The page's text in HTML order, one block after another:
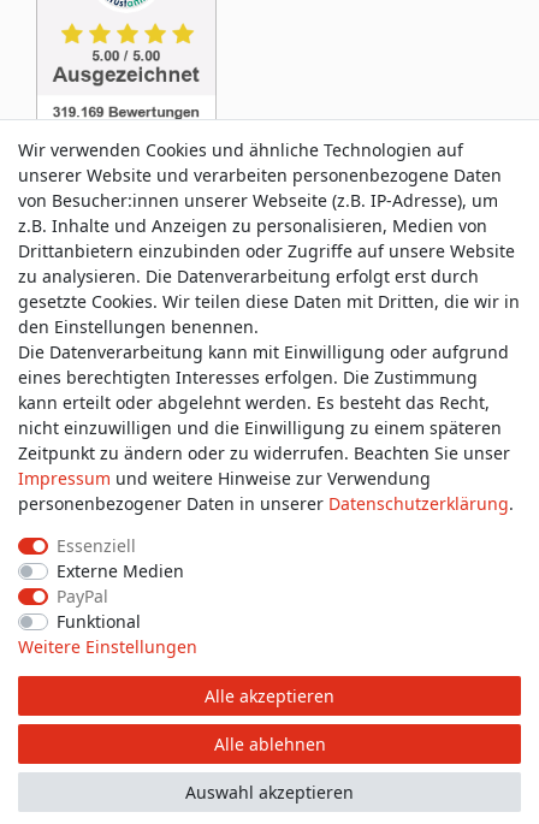
Service & Kontakt
Wünschen Sie einen Rückruf?
service@allmyclothes.de
Schreiben Sie uns:
service@allmyclothes.de
Impressum
Widerrufs­recht
© Copyright 2026 allmyclothes.de | Alle Rechte vorbehalten.
Wir verwenden Cookies und ähnliche Technologien auf
unserer Website und verarbeiten personenbezogene Daten
von Besucher:innen unserer Webseite (z.B. IP-Adresse), um
z.B. Inhalte und Anzeigen zu personalisieren, Medien von
Drittanbietern einzubinden oder Zugriffe auf unsere Website
zu analysieren. Die Datenverarbeitung erfolgt erst durch
gesetzte Cookies. Wir teilen diese Daten mit Dritten, die wir in
den Einstellungen benennen.
Die Datenverarbeitung kann mit Einwilligung oder aufgrund
eines berechtigten Interesses erfolgen. Die Zustimmung
kann erteilt oder abgelehnt werden. Es besteht das Recht,
nicht einzuwilligen und die Einwilligung zu einem späteren
Zeitpunkt zu ändern oder zu widerrufen. Beachten Sie unser
Impressum und weitere Hinweise zur Verwendung
personenbezogener Daten in unserer Daten­schutz­erklärung.
Essenziell
Externe Medien
PayPal
Funktional
Weitere Einstellungen
Alle akzeptieren
Alle ablehnen
Auswahl akzeptieren